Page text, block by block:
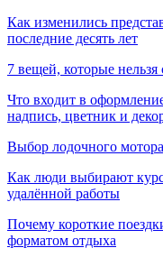
Как изменились
последние десять лет
7 вещей, которые нельзя
Что входит в
надпись, цветник и
Выбор лодочного мотора
Как люди выбирают
удалённой работы
Почему короткие
форматом отдыха